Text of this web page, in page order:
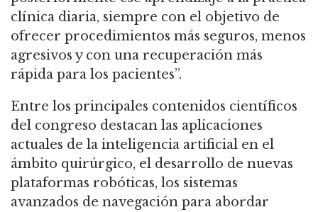
clínica diaria, siempre con el objetivo de
ofrecer procedimientos más seguros, menos
agresivos y con una recuperación más
rápida para los pacientes”.
Entre los principales contenidos científicos
del congreso destacan las aplicaciones
actuales de la inteligencia artificial en el
ámbito quirúrgico, el desarrollo de nuevas
plataformas robóticas, los sistemas
avanzados de navegación para abordar